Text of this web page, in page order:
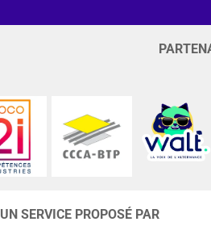
UN SERVICE PROPOSÉ PAR